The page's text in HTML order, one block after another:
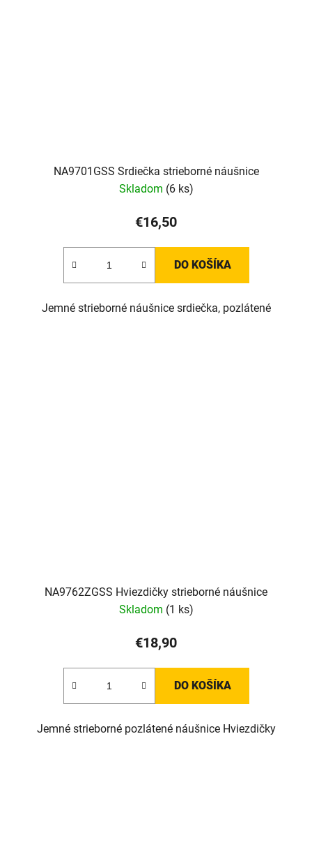
NA9701GSS Srdiečka strieborné náušnice
Skladom (6 ks)
€16,50
DO KOŠÍKA
Jemné strieborné náušnice srdiečka, pozlátené
NA9762ZGSS Hviezdičky strieborné náušnice
Skladom (1 ks)
€18,90
DO KOŠÍKA
Jemné strieborné pozlátené náušnice Hviezdičky